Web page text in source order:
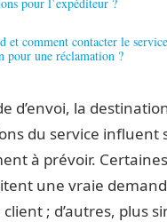
et comment contacter le
pour une réclamation ?
d’envoi, la
du service influent
à prévoir.
une vraie
client ; d’autres, plus